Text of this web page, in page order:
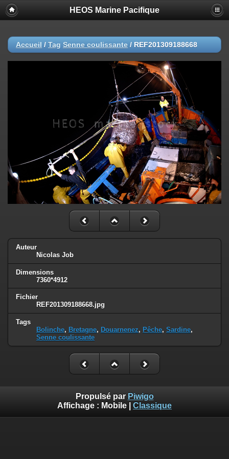
HEOS Marine Pacifique
Accueil / Tag Senne coulissante / REF201309188668
Auteur
Nicolas Job
Dimensions
7360*4912
Fichier
REF201309188668.jpg
Tags
Bolinche, Bretagne, Douarnenez, Pêche, Sardine,
Senne coulissante
Propulsé par Piwigo
Affichage : Mobile Classique